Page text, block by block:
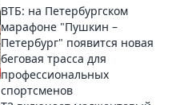
ВТБ: на Петербургском
марафоне "Пушкин –
Петербург" появится новая
беговая трасса для
профессиональных
спортсменов